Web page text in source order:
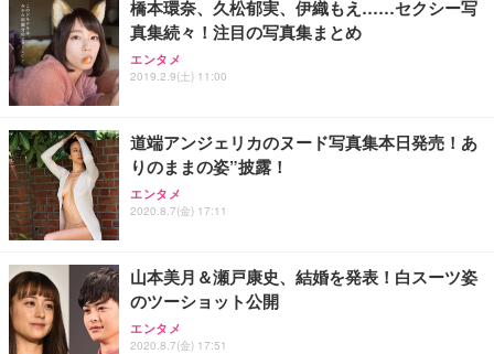
橋本環奈、久松郁実、伊織もえ……セクシー写
真集続々！注目の写真集まとめ
エンタメ
2019.2.9(土) 11:00
道端アンジェリカのヌード写真集本日発売！あ
りのままの姿”披露！
エンタメ
2020.8.7(金) 17:11
山本美月＆瀬戸康史、結婚を発表！白スーツ姿
のツーショット公開
エンタメ
2020.8.7(金) 17:51